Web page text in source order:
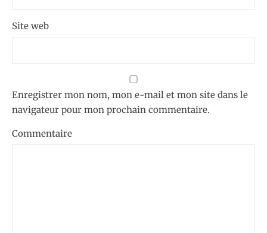
Site web
Enregistrer mon nom, mon e-mail et mon site dans le
navigateur pour mon prochain commentaire.
Commentaire